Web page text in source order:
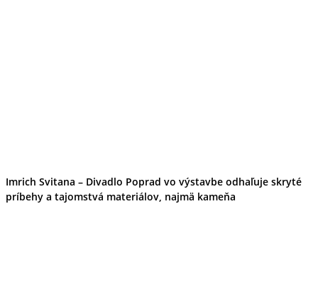
Imrich Svitana – Divadlo Poprad vo výstavbe odhaľuje skryté
príbehy a tajomstvá materiálov, najmä kameňa